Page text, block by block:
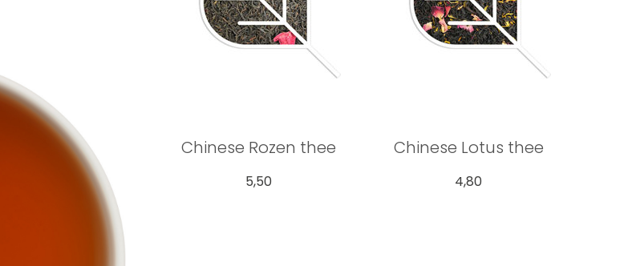
Chinese Rozen thee
5,50
Chinese Lotus thee
4,80